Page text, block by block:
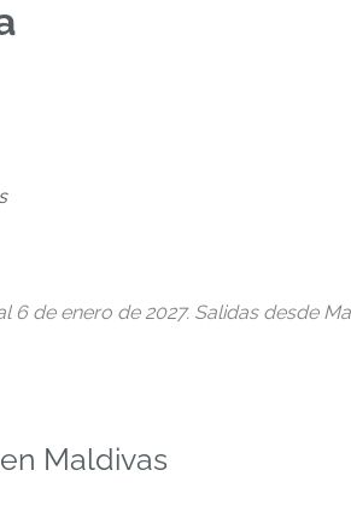
6 de enero de 2027. Salidas desde
Maldivas